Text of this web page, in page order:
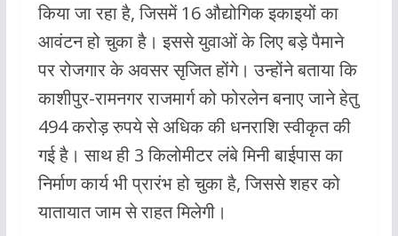
किया जा रहा है, जिसमें 16 औद्योगिक इकाइयों का
आवंटन हो चुका है। इससे युवाओं के लिए बड़े पैमाने
पर रोजगार के अवसर सृजित होंगे। उन्होंने बताया कि
काशीपुर-रामनगर राजमार्ग को फोरलेन बनाए जाने हेतु
494 करोड़ रुपये से अधिक की धनराशि स्वीकृत की
गई है। साथ ही 3 किलोमीटर लंबे मिनी बाईपास का
निर्माण कार्य भी प्रारंभ हो चुका है, जिससे शहर को
यातायात जाम से राहत मिलेगी।